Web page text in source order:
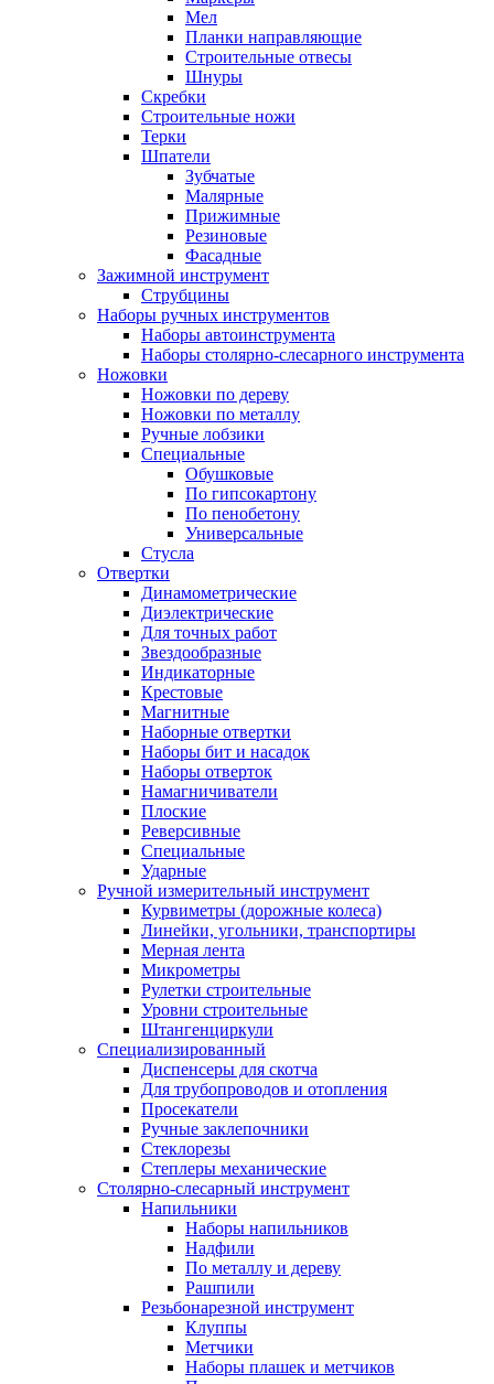
Мел
Планки направляющие
Строительные отвесы
Шнуры
Скребки
Строительные ножи
Терки
Шпатели
Зубчатые
Малярные
Прижимные
Резиновые
Фасадные
Зажимной инструмент
Струбцины
Наборы ручных инструментов
Наборы автоинструмента
Наборы столярно-слесарного инструмента
Ножовки
Ножовки по дереву
Ножовки по металлу
Ручные лобзики
Специальные
Обушковые
По гипсокартону
По пенобетону
Универсальные
Стусла
Отвертки
Динамометрические
Диэлектрические
Для точных работ
Звездообразные
Индикаторные
Крестовые
Магнитные
Наборные отвертки
Наборы бит и насадок
Наборы отверток
Намагничиватели
Плоские
Реверсивные
Специальные
Ударные
Ручной измерительный инструмент
Курвиметры (дорожные колеса)
Линейки, угольники, транспортиры
Мерная лента
Микрометры
Рулетки строительные
Уровни строительные
Штангенциркули
Специализированный
Диспенсеры для скотча
Для трубопроводов и отопления
Просекатели
Ручные заклепочники
Стеклорезы
Степлеры механические
Столярно-слесарный инструмент
Напильники
Наборы напильников
Надфили
По металлу и дереву
Рашпили
Резьбонарезной инструмент
Клуппы
Метчики
Наборы плашек и метчиков